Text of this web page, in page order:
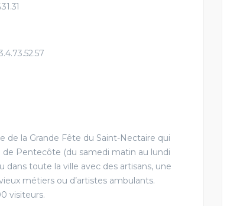
4.73.52.57
de la Grande Fête du Saint-Nectaire qui
Pentecôte (du samedi matin au lundi
dans toute la ville avec des artisans, une
métiers ou d’artistes ambulants.
visiteurs.